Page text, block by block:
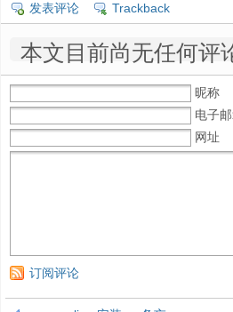
发表评论 Trackback
本文目前尚无任何评
昵称
电子
网址
订阅评论